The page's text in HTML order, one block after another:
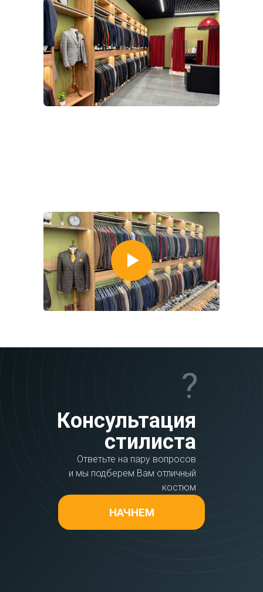
?
Консультация
стилиста
Ответьте на пару вопросов
и мы подберем Вам отличный
костюм
НАЧНЕМ